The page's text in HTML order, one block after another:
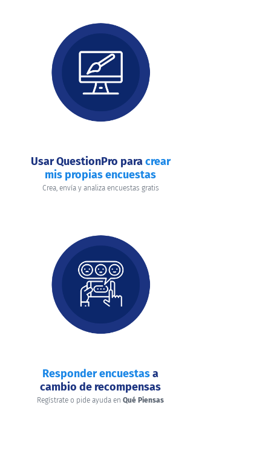
Usar QuestionPro paracrear
mis propias encuestas
Crea, envía y analiza encuestas gratis
Responder encuestasa
cambio de recompensas
Regístrate o pide ayuda en Qué Piensas